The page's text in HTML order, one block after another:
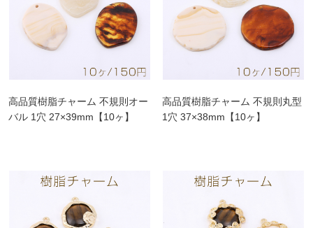
高品質樹脂チャーム 不規則オー
バル 1穴 27×39mm【10ヶ】
高品質樹脂チャーム 不規則丸型
1穴 37×38mm【10ヶ】